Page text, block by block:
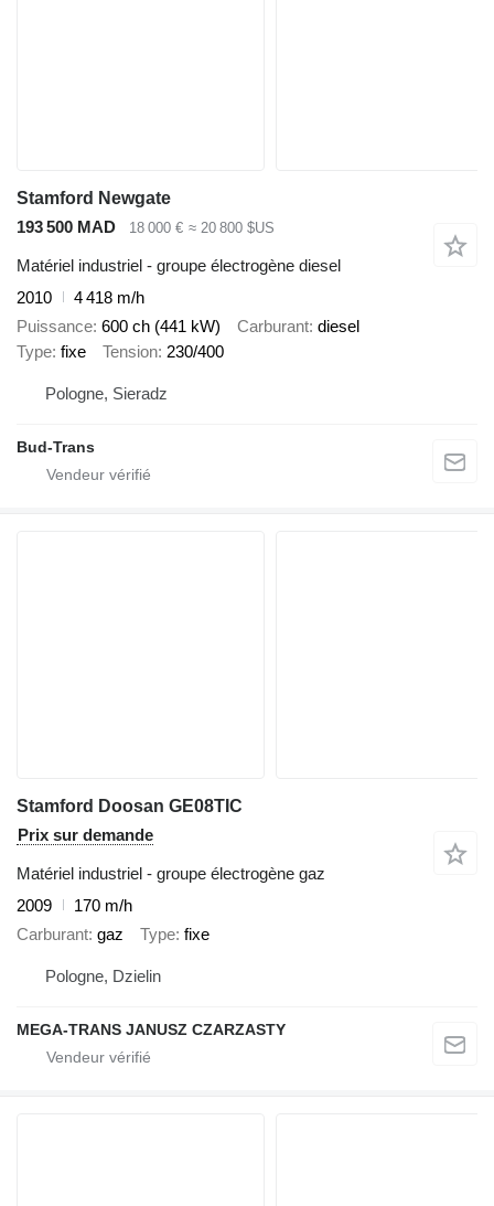
Stamford Newgate
193 500 MAD
18 000 € ≈ 20 800 $US
Matériel industriel - groupe électrogène diesel
2010
4 418 m/h
Puissance 600 ch (441 kW) Carburant diesel
Type fixe Tension 230/400
Pologne, Sieradz
Bud-Trans
Stamford Doosan GE08TIC
Prix sur demande
Matériel industriel - groupe électrogène gaz
2009
170 m/h
Carburant gaz Type fixe
Pologne, Dzielin
MEGA-TRANS JANUSZ CZARZASTY